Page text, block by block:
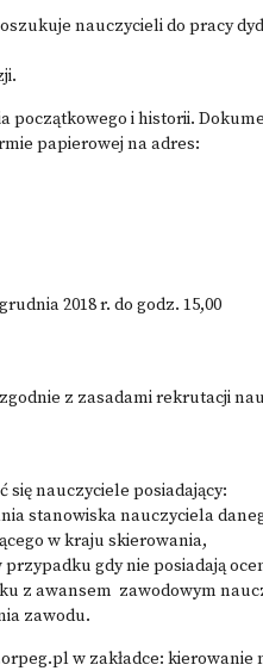
nauczycieli do pracy
i historii.
papierowej na adres:
2018 r. do godz. 15,00
z zasadami rekrutacji
się nauczyciele posiadający:
stanowiska nauczyciela
w kraju skierowania,
gdy nie posiadają
z awansem zawodowym
zawodu.
w zakładce: kierowanie